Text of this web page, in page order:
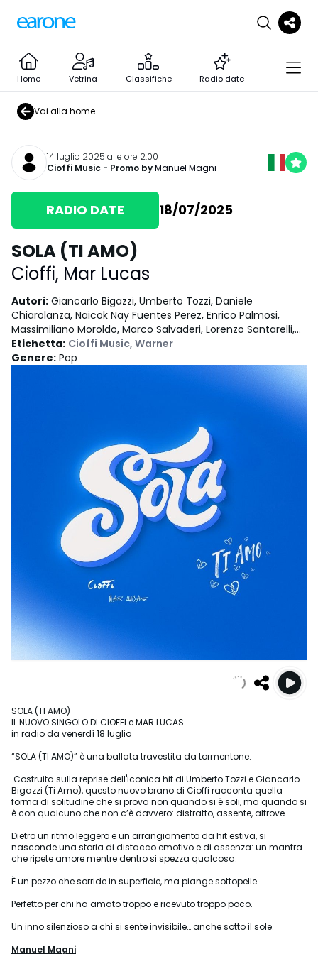
Home Vetrina Classifiche Radio date
Vai alla home
14 luglio 2025 alle ore 2:00
Cioffi Music - Promo byManuel Magni
RADIO DATE 18/07/2025
SOLA (TI AMO)
Cioffi, Mar Lucas
Autori: Giancarlo Bigazzi, Umberto Tozzi, Daniele
Chiarolanza, Naicok Nay Fuentes Perez, Enrico Palmosi,
Massimiliano Moroldo, Marco Salvaderi, Lorenzo Santarelli,
Kende, Andrea Cioffi
Etichetta: Cioffi Music, Warner
Genere: Pop
SOLA (TI AMO)
IL NUOVO SINGOLO DI CIOFFI e MAR LUCAS
in radio da venerdì 18 luglio
“SOLA (TI AMO)” è una ballata travestita da tormentone.
Costruita sulla reprise dell'iconica hit di Umberto Tozzi e Giancarlo
Bigazzi (Ti Amo), questo nuovo brano di Cioffi racconta quella
forma di solitudine che si prova non quando si è soli, ma quando si
è con qualcuno che non c’è davvero: distratto, assente, altrove.
Dietro un ritmo leggero e un arrangiamento da hit estiva, si
nasconde una storia di distacco emotivo e di assenza: un mantra
che ripete amore mentre dentro si spezza qualcosa.
È un pezzo che sorride in superficie, ma piange sottopelle.
Perfetto per chi ha amato troppo e ricevuto troppo poco.
Un inno silenzioso a chi si sente invisibile… anche sotto il sole.
Manuel Magni